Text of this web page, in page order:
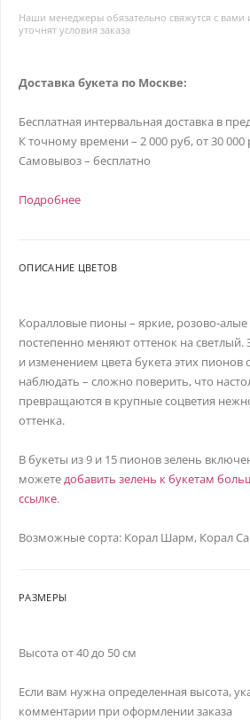
Наши менеджеры обязательно свяжутся с вами
уточнят условия заказа
Доставка букета по Москве:
Бесплатная интервальная доставка в
К точному времени – 2 000 руб, от 30 000
Самовывоз – бесплатно
Подробнее
ОПИСАНИЕ ЦВЕТОВ
Коралловые пионы – яркие, розово-
постепенно меняют оттенок на светлый.
и изменением цвета букета этих пионов
наблюдать – сложно поверить, что
превращаются в крупные соцветия
оттенка.
В букеты из 9 и 15 пионов зелень
можетедобавить зелень к букетам
ссылке.
Возможные сорта: Корал Шарм, Корал
РАЗМЕРЫ
Высота от 40 до 50 см
Если вам нужна определенная высота,
комментарии при оформлении заказа